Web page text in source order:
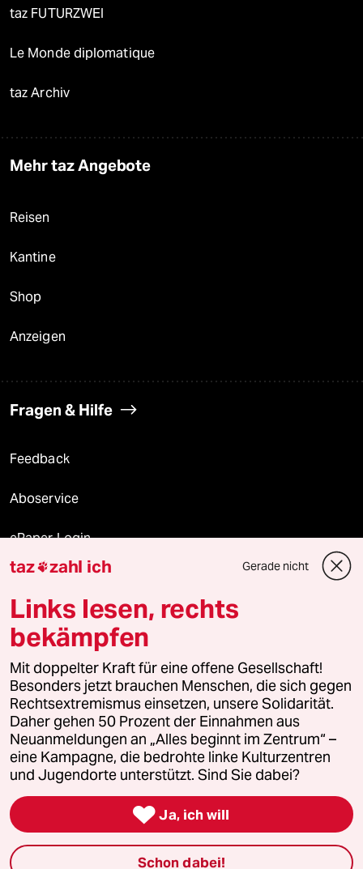
taz FUTURZWEI
Le Monde diplomatique
taz Archiv
Mehr taz Angebote
Reisen
Kantine
Shop
Anzeigen
Fragen & Hilfe
Feedback
Aboservice
ePaper Login
Downloads für Abonnierende
© 2026 taz Verlags und Vertriebs GmbH
Alle Rechte vorbehalten. Bei rechtlichen Fragen oder für Genehmigungen
wenden Sie sich bitte an
lizenzen@taz.de
Feedback Redaktionsstatut Kommune-Richtlinien
Leitlinie Informant Datenschutz Impressum AGB
Seitenwende Einwilligungen widerrufen (Ads)
taz zahl ich Gerade nicht
Links lesen, rechts
bekämpfen
Mit doppelter Kraft für eine offene Gesellschaft!
Besonders jetzt brauchen Menschen, die sich gegen
Rechtsextremismus einsetzen, unsere Solidarität.
Daher gehen 50 Prozent der Einnahmen aus
Neuanmeldungen an „Alles beginnt im Zentrum“ –
eine Kampagne, die bedrohte linke Kulturzentren
und Jugendorte unterstützt. Sind Sie dabei?
 Ja, ich will
Schon dabei!